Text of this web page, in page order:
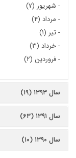
- شهریور (۷)
- مرداد (۴)
-تیر (۱)
-خرداد (۳)
-فروردین (۲)
سال ۱۳۹۳ (۱۹)
سال ۱۳۹۱ (۶۳)
سال ۱۳۹۰ (۱۰)